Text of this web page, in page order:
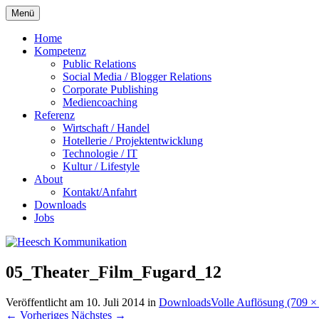
Menü Zum
Inhalt
springen
Home
Kompetenz
Public Relations
Social Media / Blogger Relations
Corporate Publishing
Mediencoaching
Referenz
Wirtschaft / Handel
Hotellerie / Projektentwicklung
Technologie / IT
Kultur / Lifestyle
About
Kontakt/Anfahrt
Downloads
Jobs
05_Theater_Film_Fugard_12
Veröffentlicht am 10. Juli 2014 in DownloadsVolle Auflösung (709 ×
← Vorheriges Nächstes →